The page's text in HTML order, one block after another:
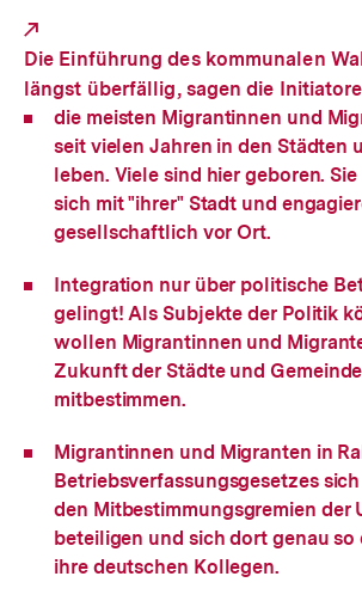
Die Einführung des kommunalen
längst überfällig, sagen die
die meisten Migrantinnen und
seit vielen Jahren in den Städten
leben. Viele sind hier geboren.
sich mit "ihrer" Stadt und
gesellschaftlich vor Ort.
Integration nur über politische
gelingt! Als Subjekte der Politik
wollen Migrantinnen und
Zukunft der Städte und
mitbestimmen.
Migrantinnen und Migranten in
Betriebsverfassungsgesetzes
den Mitbestimmungsgremien der
beteiligen und sich dort genau so
ihre deutschen Kollegen.